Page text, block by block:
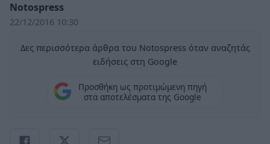
Notospress
22/12/2016 10:30
Δες περισσότερα άρθρα του Notospress όταν αναζητάς
ειδήσεις στη Google
Προσθήκη ως προτιμώμενη πηγή
στα αποτελέσματα της Google